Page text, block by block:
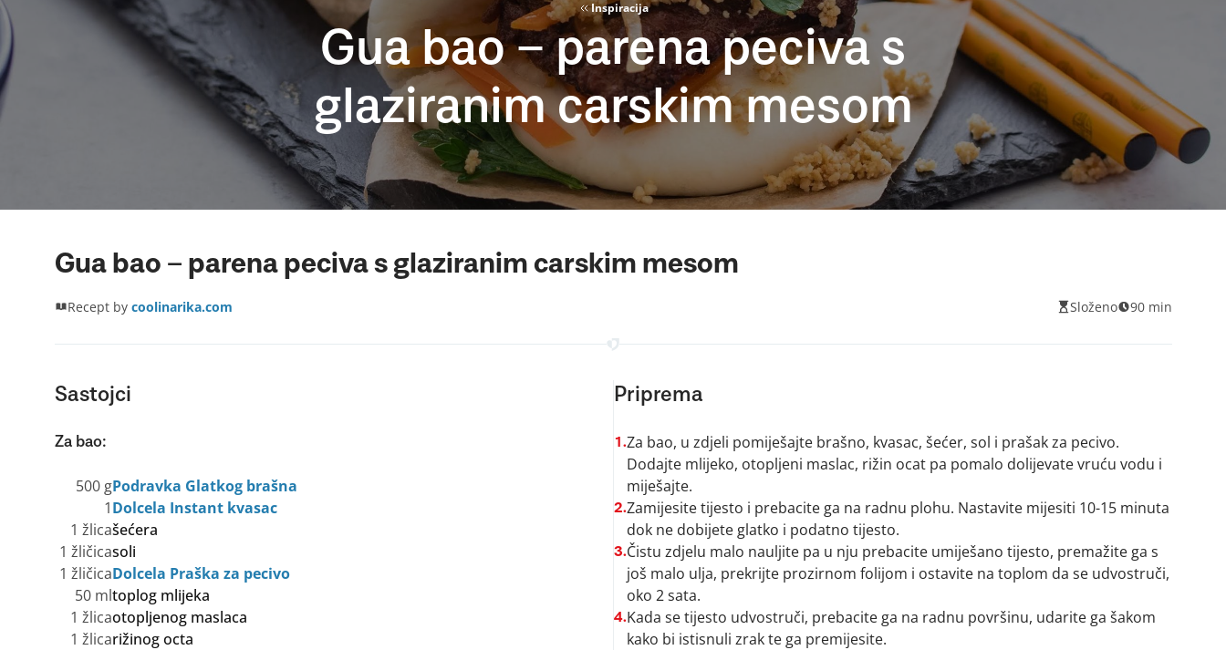
Inspiracija
Gua bao – parena peciva s
glaziranim carskim mesom
Gua bao – parena peciva s glaziranim carskim mesom
Recept by coolinarika.com Složeno 90 min
Sastojci
Za bao:
500 gPodravka Glatkog brašna
1Dolcela Instant kvasac
1 žlicašećera
1 žličicasoli
1 žličicaDolcela Praška za pecivo
50 mltoplog mlijeka
1 žlicaotopljenog maslaca
1 žlicarižinog octa
Priprema
1.Za bao, u zdjeli pomiješajte brašno, kvasac, šećer, sol i prašak za pecivo.
Dodajte mlijeko, otopljeni maslac, rižin ocat pa pomalo dolijevate vruću vodu i
miješajte.
2.Zamijesite tijesto i prebacite ga na radnu plohu. Nastavite mijesiti 10-15 minuta
dok ne dobijete glatko i podatno tijesto.
3.Čistu zdjelu malo nauljite pa u nju prebacite umiješano tijesto, premažite ga s
još malo ulja, prekrijte prozirnom folijom i ostavite na toplom da se udvostruči,
oko 2 sata.
4.Kada se tijesto udvostruči, prebacite ga na radnu površinu, udarite ga šakom
kako bi istisnuli zrak te ga premijesite.